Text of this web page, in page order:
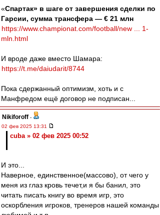
«Спартак» в шаге от завершения сделки по
Гарсии, сумма трансфера — € 21 млн
https://www.championat.com/football/new ... 1-
mln.html
И вроде даже вместо Шамара:
https://t.me/daiudarit/8744
Пока сдержанный оптимизм, хоть и с
Манфредом ещё договор не подписан...
Nikiforoff -
02 фев 2025 13:31
cuba » 02 фев 2025 00:52
И это...
Наверное, единственное(массово), от чего у
меня из глаз кровь течет,и я бы банил, это
читать писать книгу во время игр, это
оскорбления игроков, тренеров нашей команды